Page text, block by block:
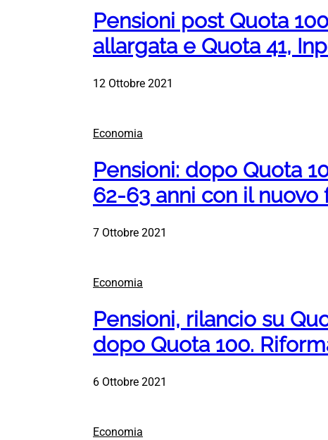
Pensioni post Quota
allargata e Quota 41,
12 Ottobre 2021
Economia
Pensioni: dopo Quota
62-63 anni con il nuovo
7 Ottobre 2021
Economia
Pensioni, rilancio su
dopo Quota 100.
6 Ottobre 2021
Economia